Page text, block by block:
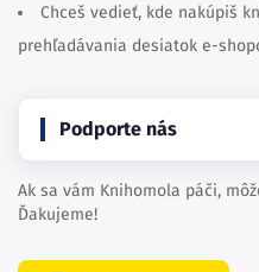
Chceš vedieť, kde nakúpiš
prehľadávania desiatok e-
Podporte nás
Ak sa vám Knihomola páči,
Ďakujeme!